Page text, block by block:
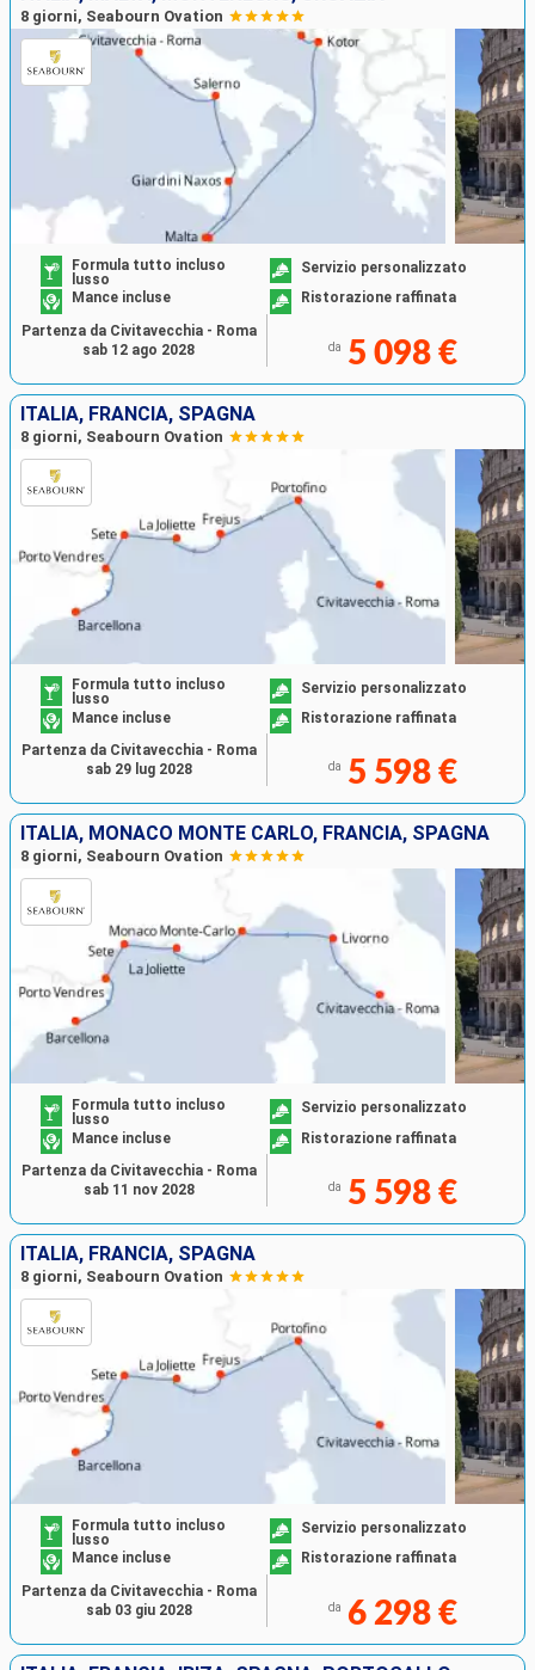
8 giorni, Seabourn Ovation
Formula tutto incluso
lusso
Servizio personalizzato
Mance incluse
Ristorazione raffinata
da 5 098 €
Partenza da Civitavecchia - Roma
sab 12 ago 2028
ITALIA, FRANCIA, SPAGNA
8 giorni, Seabourn Ovation
Formula tutto incluso
lusso
Servizio personalizzato
Mance incluse
Ristorazione raffinata
da 5 598 €
Partenza da Civitavecchia - Roma
sab 29 lug 2028
ITALIA, MONACO MONTE CARLO, FRANCIA, SPAGNA
8 giorni, Seabourn Ovation
Formula tutto incluso
lusso
Servizio personalizzato
Mance incluse
Ristorazione raffinata
da 5 598 €
Partenza da Civitavecchia - Roma
sab 11 nov 2028
ITALIA, FRANCIA, SPAGNA
8 giorni, Seabourn Ovation
Formula tutto incluso
lusso
Servizio personalizzato
Mance incluse
Ristorazione raffinata
da 6 298 €
Partenza da Civitavecchia - Roma
sab 03 giu 2028